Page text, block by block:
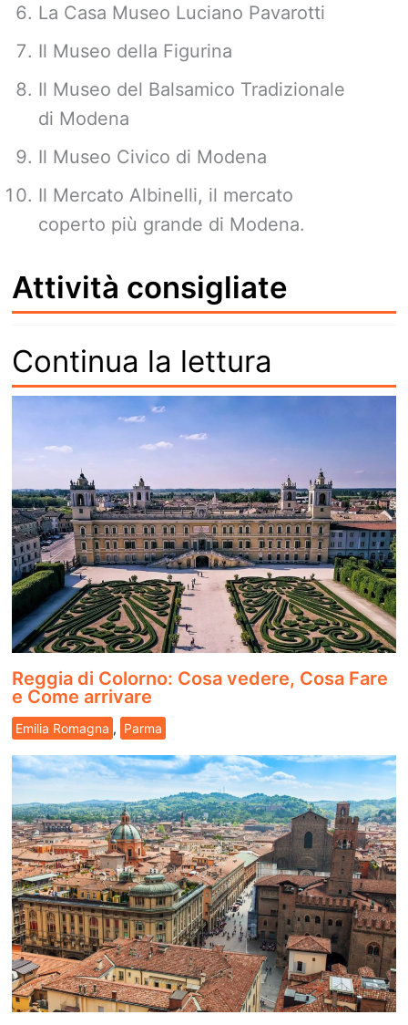
La Casa Museo Luciano Pavarotti
Il Museo della Figurina
Il Museo del Balsamico Tradizionale
di Modena
Il Museo Civico di Modena
Il Mercato Albinelli, il mercato
coperto più grande di Modena.
Attività consigliate
Continua la lettura
Reggia di Colorno: Cosa vedere, Cosa Fare
e Come arrivare
Emilia Romagna , Parma